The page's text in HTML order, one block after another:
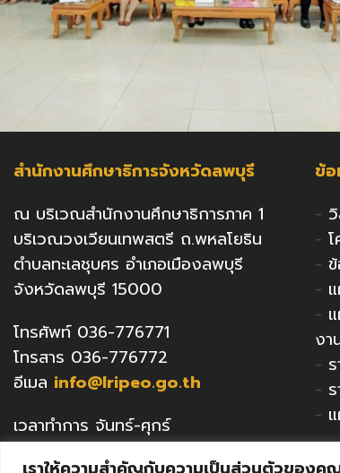
สำนักงานศึกษาธิการจังหวัดลพบุรี
ณ บริเวณสำนักงานศึกษาธิการภาค 1
บริเวณวงเวียนเทพสตรี ถ.พหลโยธิน
ตำบลทะเลชุบศร อำเภอเมืองลพบุรี
จังหวัดลพบุรี 15000
โทรศัพท์ 036-776771
โทรสาร 036-776772
อีเมล info@lripeo.go.th
เวลาทำการ จันทร์-ศุกร์
ข้
-
-
-
-
-
งา
-
-
-